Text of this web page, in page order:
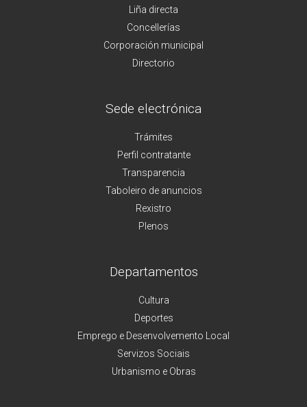
Liña directa
Concellerías
Corporación municipal
Directorio
Sede electrónica
Trámites
Perfil contratante
Transparencia
Taboleiro de anuncios
Rexistro
Plenos
Departamentos
Cultura
Deportes
Emprego e Desenvolvemento Local
Servizos Sociais
Urbanismo e Obras